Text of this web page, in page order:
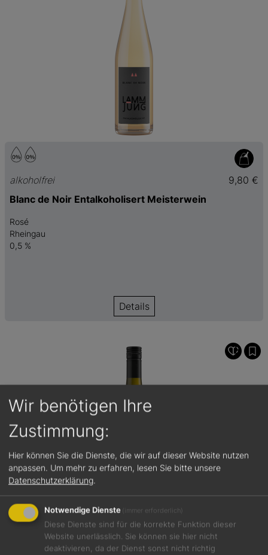
alkoholfrei
9,80 €
Blanc de Noir Entalkoholisert Meisterwein
Rosé
Rheingau
0,5 %
Details
Wir benötigen Ihre
Zustimmung:
Hier können Sie die Dienste, die wir auf dieser Website nutzen
anpassen. Um mehr zu erfahren, lesen Sie bitte unsere
Datenschutzerklärung.
Notwendige Dienste (immer erforderlich)
Diese Dienste sind für die korrekte Funktion dieser
Website unerlässlich. Sie können sie hier nicht
deaktivieren, da der Dienst sonst nicht richtig